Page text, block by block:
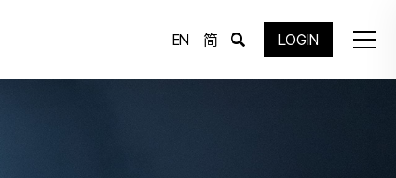
EN 简 LOGIN